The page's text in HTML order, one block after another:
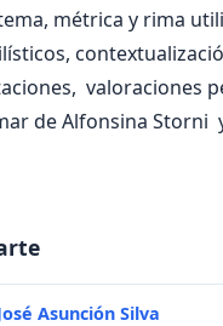
métrica y rima
valoraciones
de Alfonsina Storni
Asunción Silva